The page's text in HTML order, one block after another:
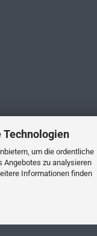
Technologien
um die ordentliche
Angebotes zu analysieren
Informationen finden